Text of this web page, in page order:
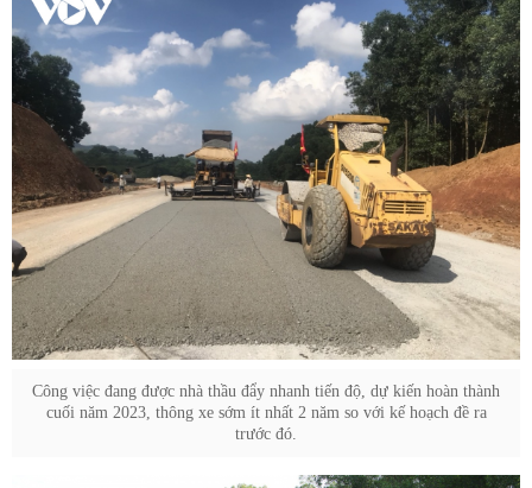
Công việc đang được nhà thầu đẩy nhanh tiến độ, dự kiến hoàn thành
cuối năm 2023, thông xe sớm ít nhất 2 năm so với kế hoạch đề ra
trước đó.